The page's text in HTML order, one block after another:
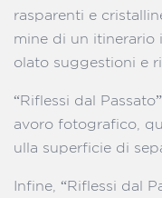
rasparenti e
mine di un itinerario
olato suggestioni e
“Riflessi dal
avoro fotografico,
ulla superficie di
Infine, “Riflessi dal